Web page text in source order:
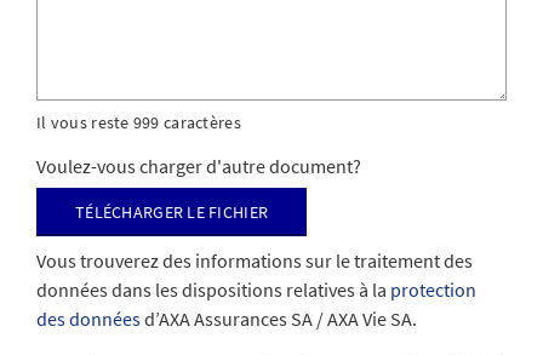
Il vous reste 999 caractères
Voulez-vous charger d'autre document?
Télécharger le fichier
Vous trouverez des informations sur le traitement des
données dans les dispositions relatives à la protection
des donnéesd’AXA Assurances SA / AXA Vie SA.